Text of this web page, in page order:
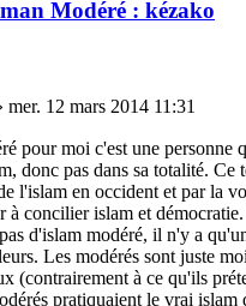
Modéré : kézako
mer. 12 mars 2014 11:31
pour moi c'est une personne
donc pas dans sa totalité. Ce
l'islam en occident et par la
à concilier islam et
d'islam modéré, il n'y a
Les modérés sont juste
(contrairement à ce qu'ils
pratiquaient le vrai islam